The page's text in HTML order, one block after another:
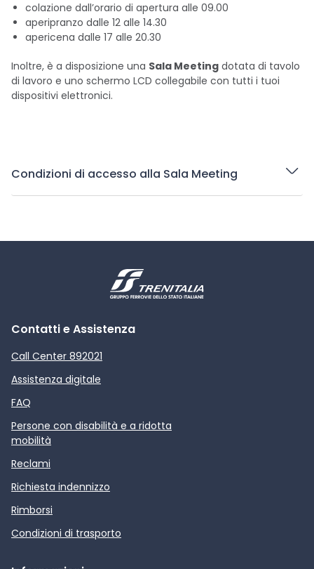
colazione dall’orario di apertura alle 09.00
aperipranzo dalle 12 alle 14.30
apericena dalle 17 alle 20.30
Inoltre, è a disposizione una Sala Meeting dotata di tavolo
di lavoro e uno schermo LCD collegabile con tutti i tuoi
dispositivi elettronici.
Condizioni di accesso alla Sala Meeting
Contatti e Assistenza
Call Center 892021
Assistenza digitale
FAQ
Persone con disabilità e a ridotta
mobilità
Reclami
Richiesta indennizzo
Rimborsi
Condizioni di trasporto